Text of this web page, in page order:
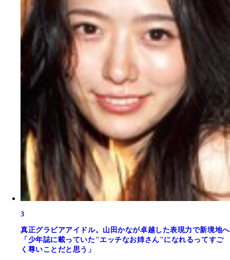
3
真正グラビアアイドル。山田かなが卓越した表現力で新境地へ
「少年誌に載っていた"エッチなお姉さん"になれるってすご
く尊いことだと思う」